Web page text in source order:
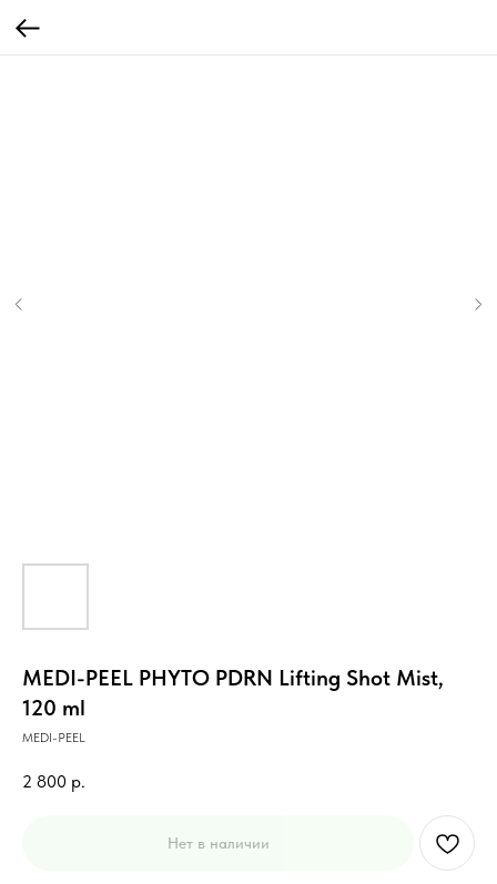
MEDI-PEEL PHYTO PDRN Lifting Shot Mist,
120 ml
MEDI-PEEL
2 800 р.
Нет в наличии